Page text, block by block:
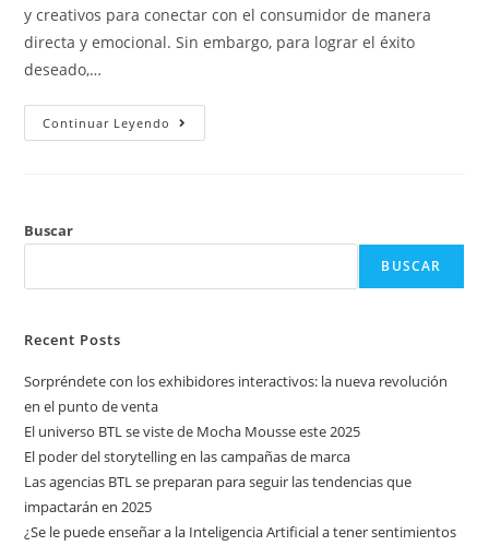
y creativos para conectar con el consumidor de manera
directa y emocional. Sin embargo, para lograr el éxito
deseado,…
Continuar Leyendo
Buscar
BUSCAR
Recent Posts
Sorpréndete con los exhibidores interactivos: la nueva revolución
en el punto de venta
El universo BTL se viste de Mocha Mousse este 2025
El poder del storytelling en las campañas de marca
Las agencias BTL se preparan para seguir las tendencias que
impactarán en 2025
¿Se le puede enseñar a la Inteligencia Artificial a tener sentimientos